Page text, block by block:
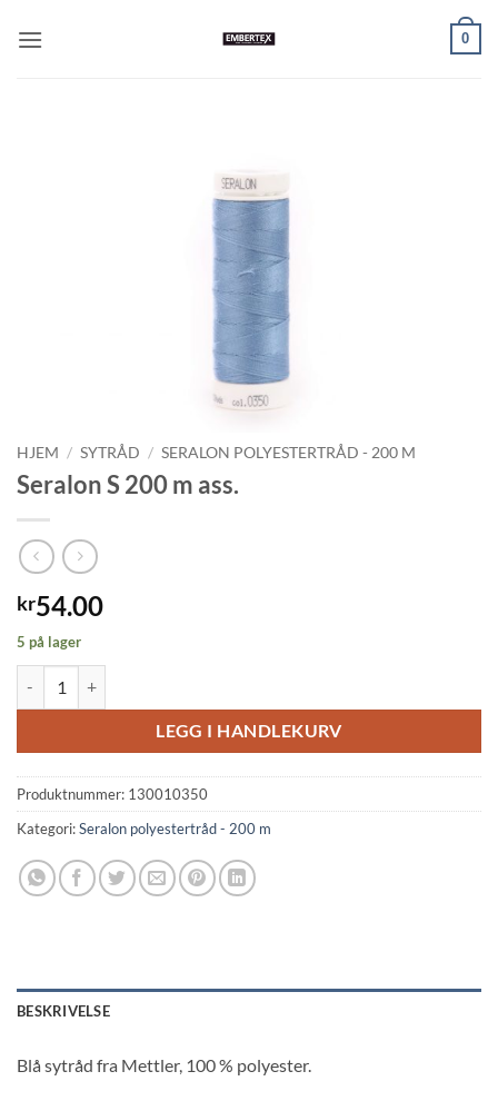
0
HJEM / SYTRÅD / SERALON POLYESTERTRÅD - 200 M
Seralon S 200 m ass.
kr54.00
5 på lager
LEGG I HANDLEKURV
Produktnummer: 130010350
Kategori:Seralon polyestertråd - 200 m
BESKRIVELSE
Blå sytråd fra Mettler, 100 % polyester.